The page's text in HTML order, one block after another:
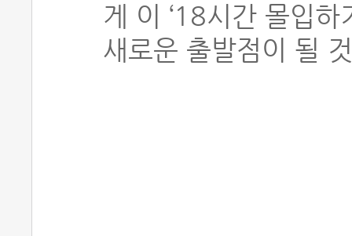
게 이 ‘18시간 몰입하
새로운 출발점이 될